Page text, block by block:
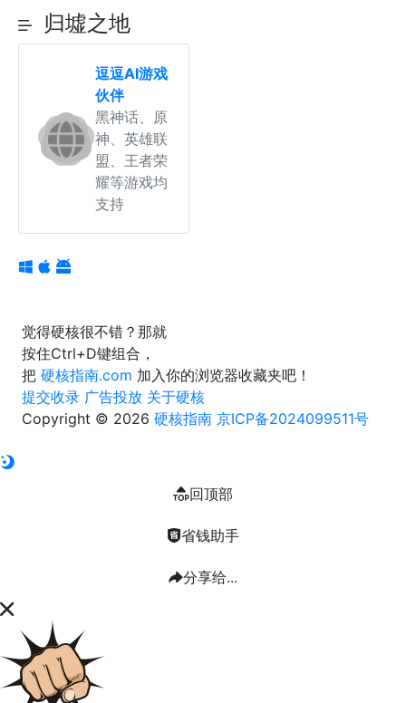
归墟之地
逗逗AI游戏
伙伴
黑神话、原
神、英雄联
盟、王者荣
耀等游戏均
支持
觉得硬核很不错？那就
按住Ctrl+D键组合，
把 硬核指南.com 加入你的浏览器收藏夹吧！
提交收录 广告投放 关于硬核
Copyright © 2026 硬核指南 京ICP备2024099511号
回顶部
省钱助手
分享给...